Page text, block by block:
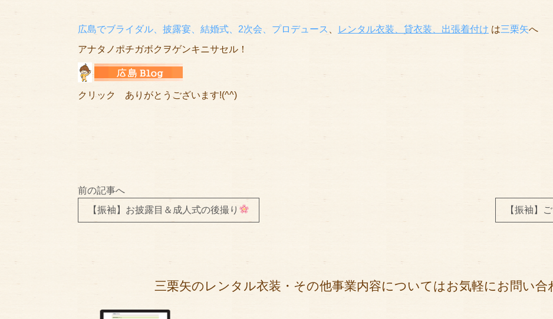
広島でブライダル、披露宴、結婚式、2次会、プロデュース 、 レンタル衣装、貸衣装、出張着付け は三栗矢へ
アナタノポチガボクヲゲンキニサセル！
クリック ありがとうございます!(^^)
前の記事へ
【振袖】お披露目＆成人式の後撮り
【振袖】
三栗矢のレンタル衣装・その他事業内容についてはお気軽にお問い合